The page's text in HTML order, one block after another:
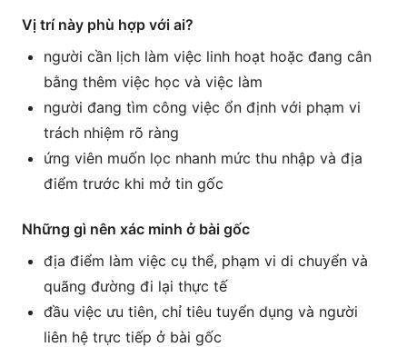
Vị trí này phù hợp với ai?
người cần lịch làm việc linh hoạt hoặc đang cân
bằng thêm việc học và việc làm
người đang tìm công việc ổn định với phạm vi
trách nhiệm rõ ràng
ứng viên muốn lọc nhanh mức thu nhập và địa
điểm trước khi mở tin gốc
Những gì nên xác minh ở bài gốc
địa điểm làm việc cụ thể, phạm vi di chuyển và
quãng đường đi lại thực tế
đầu việc ưu tiên, chỉ tiêu tuyển dụng và người
liên hệ trực tiếp ở bài gốc